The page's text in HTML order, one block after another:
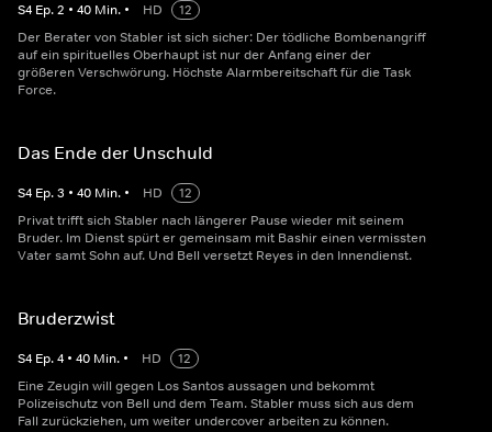
S4 Ep.2 • 40 Min. • HD
12
Der Berater von Stabler ist sich sicher: Der tödliche Bombenangriff
auf ein spirituelles Oberhaupt ist nur der Anfang einer der
größeren Verschwörung. Höchste Alarmbereitschaft für die Task
Force.
Das Ende der Unschuld
S4 Ep.3 • 40 Min. • HD
12
Privat trifft sich Stabler nach längerer Pause wieder mit seinem
Bruder. Im Dienst spürt er gemeinsam mit Bashir einen vermissten
Vater samt Sohn auf. Und Bell versetzt Reyes in den Innendienst.
Bruderzwist
S4 Ep.4 • 40 Min. • HD
12
Eine Zeugin will gegen Los Santos aussagen und bekommt
Polizeischutz von Bell und dem Team. Stabler muss sich aus dem
Fall zurückziehen, um weiter undercover arbeiten zu können.